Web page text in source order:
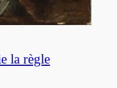
la règle